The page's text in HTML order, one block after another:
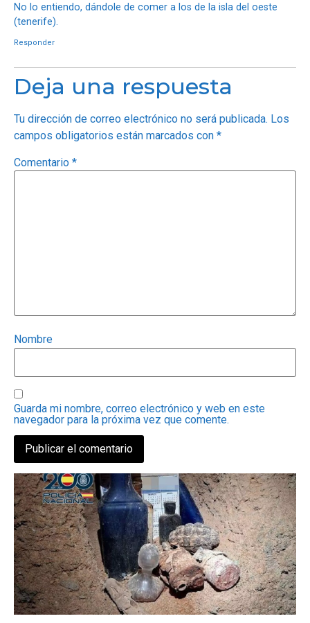
No lo entiendo, dándole de comer a los de la isla del oeste
(tenerife).
Responder
Deja una respuesta
Tu dirección de correo electrónico no será publicada. Los
campos obligatorios están marcados con *
Comentario *
Nombre
Guarda mi nombre, correo electrónico y web en este
navegador para la próxima vez que comente.